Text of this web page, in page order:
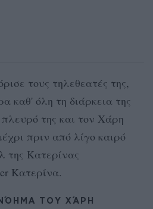
τους τηλεθεατές της,
καθ' όλη τη διάρκεια της
της και τον Χάρη
πριν από λίγο καιρό
της Κατερίνας
Κατερίνα.
ΤΟΥ ΧΆΡΗ